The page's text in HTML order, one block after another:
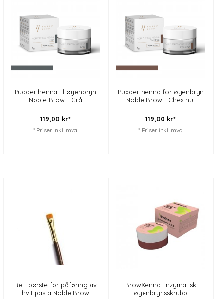
Pudder henna til øyenbryn
Noble Brow - Grå
119,00 kr*
* Priser inkl. mva.
Pudder henna for øyenbryn
Noble Brow - Chestnut
119,00 kr*
* Priser inkl. mva.
Rett børste for påføring av
hvit pasta Noble Brow
BrowXenna Enzymatisk
øyenbrynsskrubb